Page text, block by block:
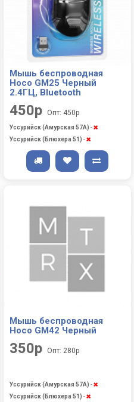
Мышь беспроводная
Hoco GM25 Черный
2.4ГЦ, Bluetooth
450р Опт: 450р
Уссурийск (Амурская 57А) -
Уссурийск (Блюхера 51) -
Мышь беспроводная
Hoco GM42 Черный
350р Опт: 280р
Уссурийск (Амурская 57А) -
Уссурийск (Блюхера 51) -